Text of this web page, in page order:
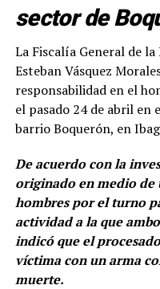
sector de
La Fiscalía General de
Esteban Vásquez
responsabilidad en el
el pasado 24 de abril en
barrio Boquerón, en
De acuerdo con la
originado en medio de
hombres por el turno
actividad a la que
indicó que el
víctima con un arma
muerte.